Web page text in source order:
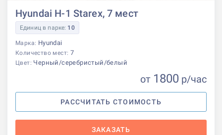
Hyundai H-1 Starex, 7 мест
Единиц в парке: 10
Марка: Hyundai
Количество мест: 7
Цвет: Черный/серебристый/белый
от 1800 р/час
РАССЧИТАТЬ СТОИМОСТЬ
ЗАКАЗАТЬ